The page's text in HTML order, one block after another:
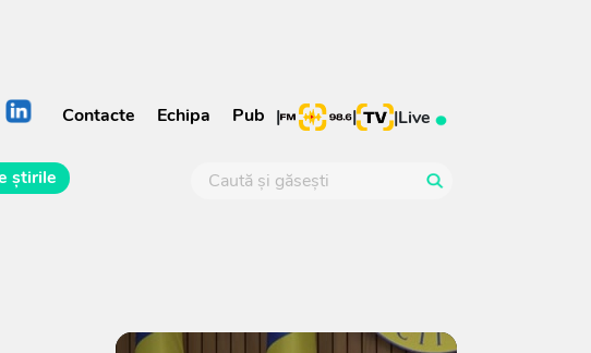
Contacte Echipa Pub | | |Live
știrile